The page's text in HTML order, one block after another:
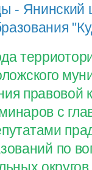
- Янинский
правовой
с
по